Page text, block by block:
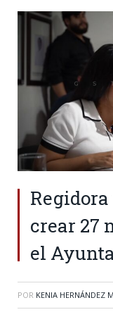
crear 27
el
POR KENIA HERNÁNDEZ